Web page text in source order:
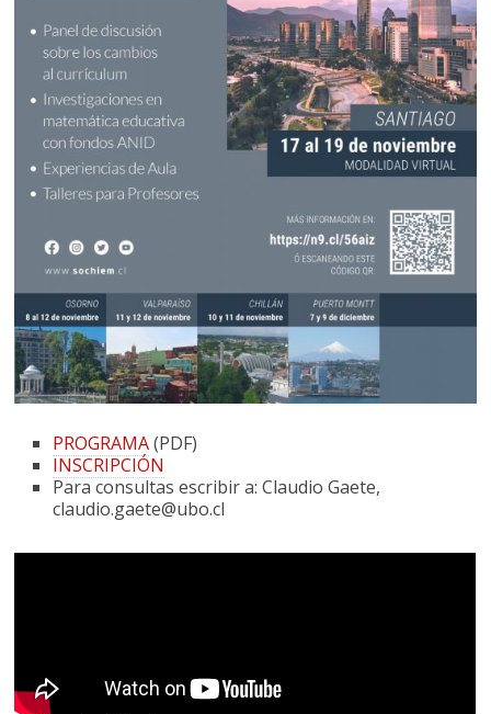
PROGRAMA(PDF)
INSCRIPCIÓN
Para consultas escribir a: Claudio Gaete,
claudio.gaete@ubo.cl